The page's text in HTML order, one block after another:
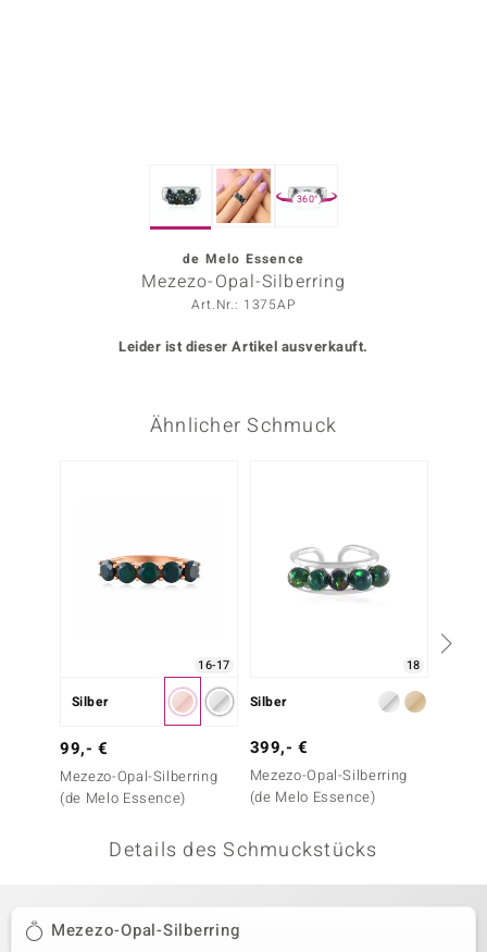
BY DE MELO
360°
de Melo Essence
Mezezo-Opal-Silberring
Art.Nr.: 1375AP
Leider ist dieser Artikel ausverkauft.
Ähnlicher Schmuck
16-17
Silber
99,- €
Mezezo-Opal-Silberring
(de Melo Essence)
18
Silber
399,- €
Mezezo-Opal-Silberring
(de Melo Essence)
Details des Schmuckstücks
Mezezo-Opal-Silberring